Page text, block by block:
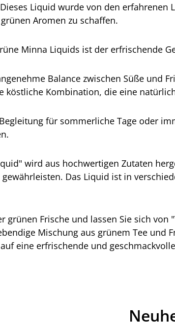
Liquid wurde von den
Aromen zu schaffen.
Minna Liquids ist der erfrischende
Balance zwischen Süße und
köstliche Kombination, die eine
für sommerliche Tage oder
wird aus hochwertigen Zutaten
Das Liquid ist in
grünen Frische und lassen Sie sich
Mischung aus grünem Tee
eine erfrischende und